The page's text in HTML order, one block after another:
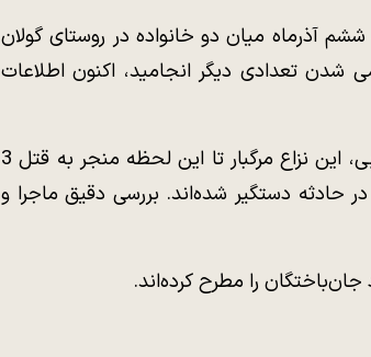
آذرماه میان دو خانواده در روستای گولان
تعدادی دیگر انجامید، اکنون اطلاعات
به گزارش رکنا، براساس اعلام پلیس آذربایجان‌غربی، این نزاع مرگبار تا این لحظه منجر به قتل 3
دخیل در حادثه دستگیر شده‌اند. بررسی دقیق ماجرا و
را مطرح کرده‌اند.